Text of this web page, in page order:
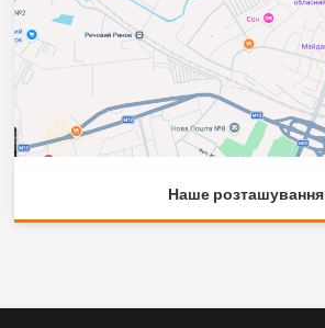
Наше розташування